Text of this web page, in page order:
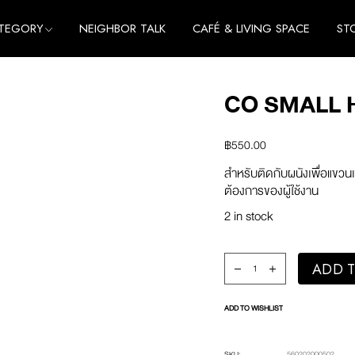
NEIGHBOR TALK CAFÉ & LIVING SPACE
CO SMALL
฿550.00
สำหรับติดกับผนังเพื่อแขวน
ต้องการของผู้ใช้งาน
2 in stock
co Small Hook (Blue)
ADD
ADD TO WISHLIST